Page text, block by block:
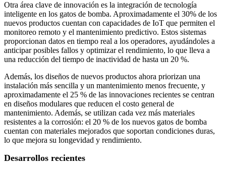
Otra área clave de innovación es la integración de tecnología
inteligente en los gatos de bomba. Aproximadamente el 30% de los
nuevos productos cuentan con capacidades de IoT que permiten el
monitoreo remoto y el mantenimiento predictivo. Estos sistemas
proporcionan datos en tiempo real a los operadores, ayudándoles a
anticipar posibles fallos y optimizar el rendimiento, lo que lleva a
una reducción del tiempo de inactividad de hasta un 20 %.
Además, los diseños de nuevos productos ahora priorizan una
instalación más sencilla y un mantenimiento menos frecuente, y
aproximadamente el 25 % de las innovaciones recientes se centran
en diseños modulares que reducen el costo general de
mantenimiento. Además, se utilizan cada vez más materiales
resistentes a la corrosión: el 20 % de los nuevos gatos de bomba
cuentan con materiales mejorados que soportan condiciones duras,
lo que mejora su longevidad y rendimiento.
Desarrollos recientes